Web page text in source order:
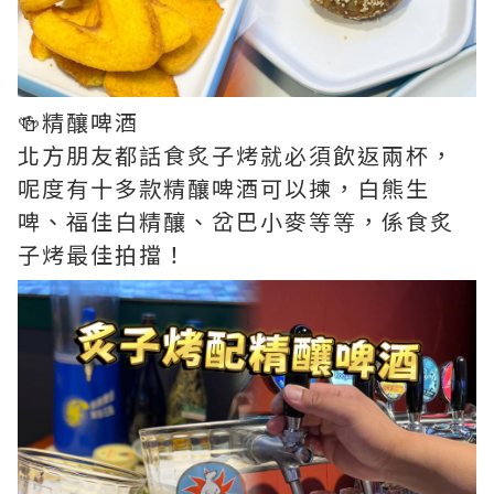
🍻精釀啤酒
北方朋友都話食炙子烤就必須飲返兩杯，
呢度有十多款精釀啤酒可以揀，白熊生
啤、福佳白精釀、岔巴小麥等等，係食炙
子烤最佳拍擋！